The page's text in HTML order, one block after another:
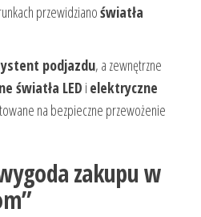
przewidzianoświatła
podjazdu, a zewnętrzne
światła LED i elektryczne
na bezpieczne przewożenie
zakupu w